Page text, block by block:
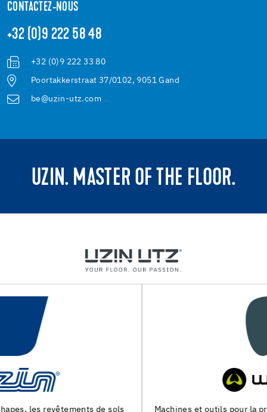
CONTACTEZ-NOUS
+32 (0)9 222 58 48
+32 (0)9 222 33 80
Poortakkerstraat 37/0102, 9051 Gand
be@uzin-utz.com
UZIN. MASTER OF THE FLOOR.
Machines et outils pour la preparation du support et la pose